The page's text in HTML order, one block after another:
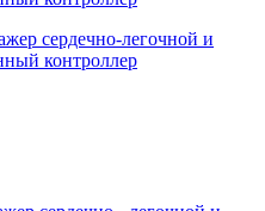
сердечно-легочной и
контроллер